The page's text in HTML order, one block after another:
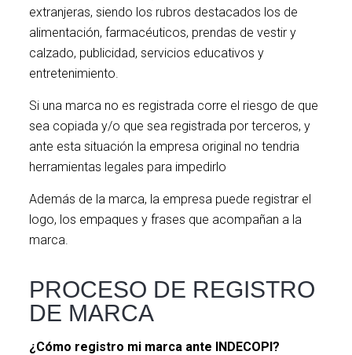
extranjeras, siendo los rubros destacados los de
alimentación, farmacéuticos, prendas de vestir y
calzado, publicidad, servicios educativos y
entretenimiento.
Si una marca no es registrada corre el riesgo de que
sea copiada y/o que sea registrada por terceros, y
ante esta situación la empresa original no tendria
herramientas legales para impedirlo
Además de la marca, la empresa puede registrar el
logo, los empaques y frases que acompañan a la
marca.
PROCESO DE REGISTRO
DE MARCA
¿Cómo registro mi marca ante INDECOPI?